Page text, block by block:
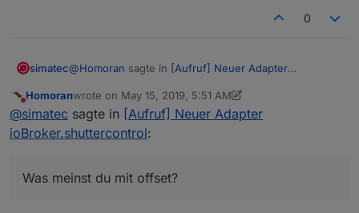
0
simatec@Homoran sagte in [Aufruf] Neuer Adapter
@simatec
Auch wäre schön einen offset einstellen zu
können.
Was meinst du mit offset?
Für das fahren von mehreren Rollläden aus einer
Funktion gibt es auch einen offset zum einstellen.
Do not disturb
Homoranwrote on May 15, 2019, 5:51 AM
last edited by Homoran May 15, 2019, 7:53 AM
@simatec sagte in [Aufruf] Neuer Adapter
ioBroker.shuttercontrol:
Was meinst du mit offset?